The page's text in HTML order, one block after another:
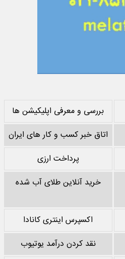
بررسی و معرفی اپلیکیشن ها
اتاق خبر کسب و کار های ایران
پرداخت ارزی
خرید آنلاین طلای آب شده
اکسپرس اینتری کانادا
نقد کردن درآمد یوتیوب